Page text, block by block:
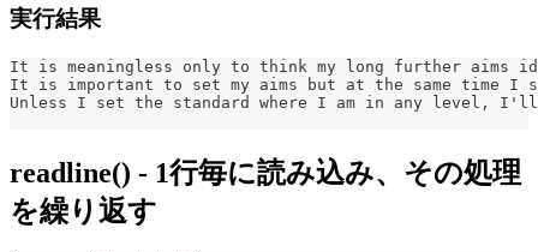
実行結果
It is meaningless only to think my long further aims
It is important to set my aims but at the same time I
Unless I set the standard where I am in any level, I'll
readline() - 1行毎に読み込み、その処理
を繰り返す